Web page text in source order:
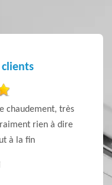
clients
chaudement, très
rien à dire
à la fin